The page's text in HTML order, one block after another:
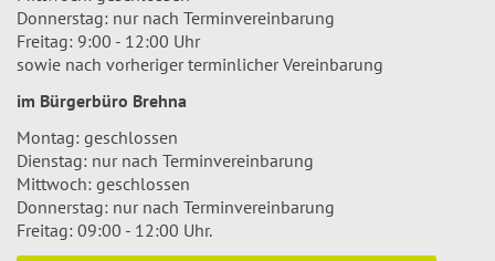
Donnerstag: nur nach Terminvereinbarung
Freitag: 9:00 - 12:00 Uhr
sowie nach vorheriger terminlicher Vereinbarung
im Bürgerbüro Brehna
Montag: geschlossen
Dienstag: nur nach Terminvereinbarung
Mittwoch: geschlossen
Donnerstag: nur nach Terminvereinbarung
Freitag: 09:00 - 12:00 Uhr.